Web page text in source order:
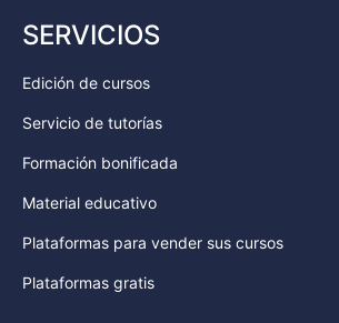
SERVICIOS
Edición de cursos
Servicio de tutorías
Formación bonificada
Material educativo
Plataformas para vender sus cursos
Plataformas gratis